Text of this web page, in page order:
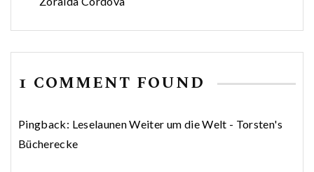
1 COMMENT FOUND
Pingback: Leselaunen Weiter um die Welt - Torsten's
Bücherecke